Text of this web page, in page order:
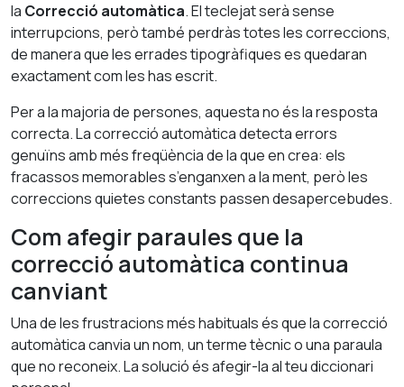
la Correcció automàtica. El teclejat serà sense
interrupcions, però també perdràs totes les correccions,
de manera que les errades tipogràfiques es quedaran
exactament com les has escrit.
Per a la majoria de persones, aquesta no és la resposta
correcta. La correcció automàtica detecta errors
genuïns amb més freqüència de la que en crea: els
fracassos memorables s’enganxen a la ment, però les
correccions quietes constants passen desapercebudes.
Com afegir paraules que la
correcció automàtica continua
canviant
Una de les frustracions més habituals és que la correcció
automàtica canvia un nom, un terme tècnic o una paraula
que no reconeix. La solució és afegir-la al teu diccionari